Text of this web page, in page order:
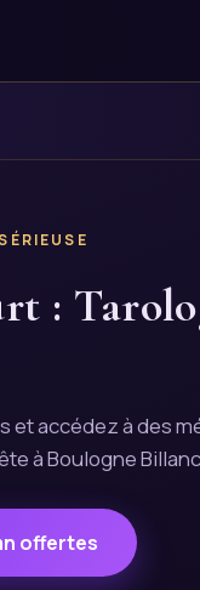
:
et accédez à des
à Boulogne
offertes